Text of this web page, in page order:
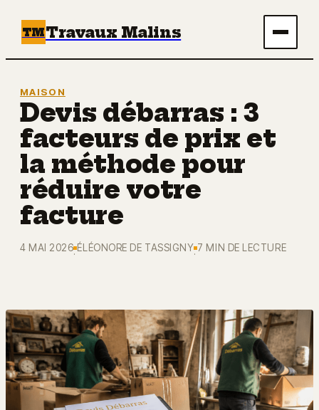
TMTravaux Malins
Bricolage
Immobilier
Écologie & Énergie
MAISON
Devis débarras : 3
facteurs de prix et
la méthode pour
réduire votre
facture
4 MAI 2026
·
ÉLÉONORE DE TASSIGNY
·
7 MIN DE LECTURE